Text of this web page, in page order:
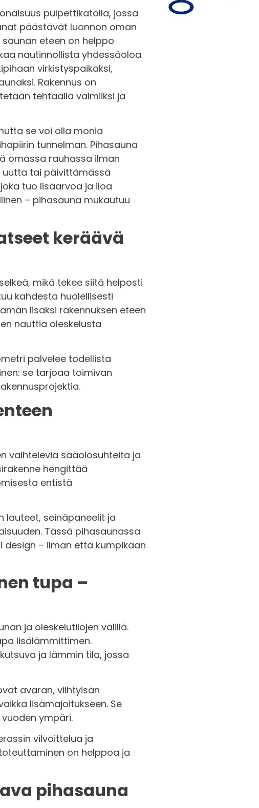
Saunan laudemateriaali (kuusi)
Kiinnitystarvikkeet
Kierretangot
Hirrenväli-ja nurkkatiivisteet (90 ja 134 mm:n hirressä)
Ilmanvaihtoventtiilit ja -säleet
Kokoamisohjeet
Rakennuspiirustukset
Lämpöhaapalaude
Katso lisätiedot
Rouhea kuusilankkulaude
Katso lisätiedot
Saunan vesiränni
Katso lisätiedot
Sami-Saunakaivo
Valmis perustuspilarit
Katso lisätiedot
Pieneläinlista RR33 musta, 625x90 mm
266,00€
Rahti
Pyydä tarjous
pulpettikatolla, jossa
päästävät luonnon oman
eteen on helppo
nautinnollista yhdessäoloa
virkistyspaikaksi,
Rakennus on
tehtaalla valmiiksi ja
se voi olla monia
tunnelman. Pihasauna
omassa rauhassa ilman
uutta tai päivittämässä
tuo lisäarvoa ja iloa
– pihasauna mukautuu
keräävä
mikä tekee siitä helposti
kahdesta huolellisesti
lisäksi rakennuksen eteen
nauttia oleskelusta
palvelee todellista
se tarjoaa toimivan
vaihtelevia sääolosuhteita ja
hengittää
entistä
lauteet, seinäpaneelit ja
Tässä pihasaunassa
– ilman että kumpikaan
tupa –
ja oleskelutilojen välillä.
lisälämmittimen.
ja lämmin tila, jossa
avaran, viihtyisän
lisämajoitukseen. Se
ympäri.
vilvoittelua ja
on helppoa ja
pihasauna